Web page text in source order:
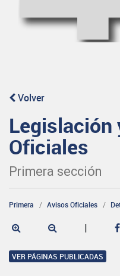
Volver
Legislación
Oficiales
Primera sección
Primera Avisos Oficiales
VER PÁGINAS PUBLICADAS